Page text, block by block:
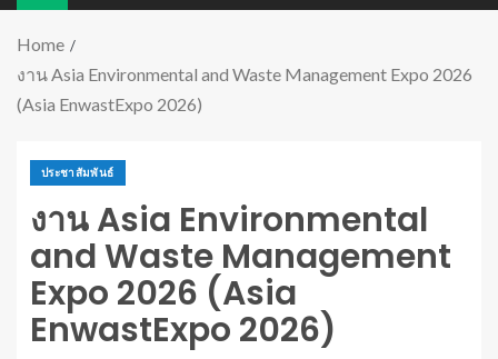
Home
งาน Asia Environmental and Waste Management Expo 2026
(Asia EnwastExpo 2026)
ประชาสัมพันธ์
งาน Asia Environmental
and Waste Management
Expo 2026 (Asia
EnwastExpo 2026)